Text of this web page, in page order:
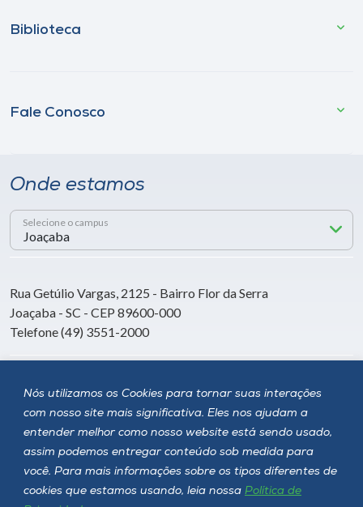
Nós utilizamos os Cookies para tornar suas interações
com nosso site mais significativa. Eles nos ajudam a
entender melhor como nosso website está sendo usado,
assim podemos entregar conteúdo sob medida para
você. Para mais informações sobre os tipos diferentes de
cookies que estamos usando, leia nossa Política de
Biblioteca
Fale Conosco
Onde estamos
Selecione o campus
Rua Getúlio Vargas, 2125 - Bairro Flor da Serra
Joaçaba - SC - CEP 89600-000
Telefone (49) 3551-2000
Siga a Unoesc